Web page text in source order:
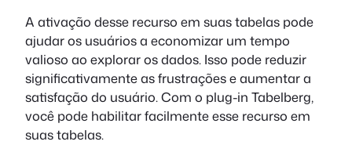
A ativação desse recurso em suas tabelas pode
ajudar os usuários a economizar um tempo
valioso ao explorar os dados. Isso pode reduzir
significativamente as frustrações e aumentar a
satisfação do usuário. Com o plug-in Tabelberg,
você pode habilitar facilmente esse recurso em
suas tabelas.